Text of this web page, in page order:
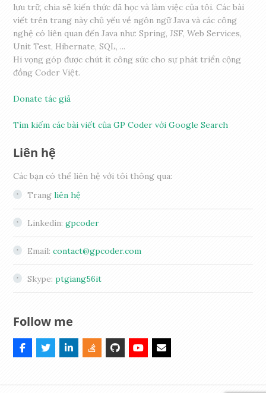
lưu trữ, chia sẽ kiến thức đã học và làm việc của tôi. Các bài
viết trên trang này chủ yếu về ngôn ngữ Java và các công
nghệ có liên quan đến Java như: Spring, JSF, Web Services,
Unit Test, Hibernate, SQL, ...
Hi vọng góp được chút ít công sức cho sự phát triển cộng
đồng Coder Việt.
Donate tác giả
Tìm kiếm các bài viết của GP Coder với Google Search
Liên hệ
Các bạn có thể liên hệ với tôi thông qua:
Trangliên hệ
Linkedin:gpcoder
Email:contact@gpcoder.com
Skype:ptgiang56it
Follow me